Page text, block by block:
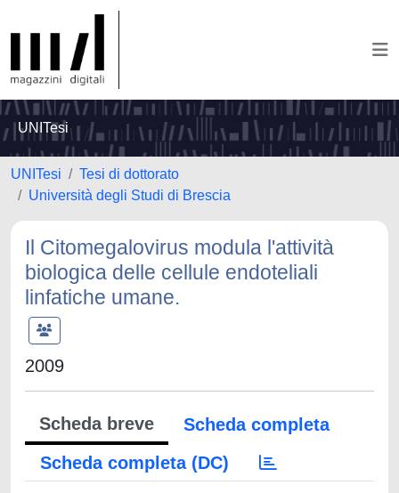
UNITesi
UNITesi
Tesi di dottorato
Università degli Studi di Brescia
Il Citomegalovirus modula l'attività
biologica delle cellule endoteliali
linfatiche umane.
2009
Scheda breve
Scheda completa
Scheda completa (DC)